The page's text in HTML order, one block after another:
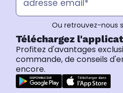
Ou retrouvez-nous
Téléchargez
Profitez d'avantages
commande, de conseils
encore.